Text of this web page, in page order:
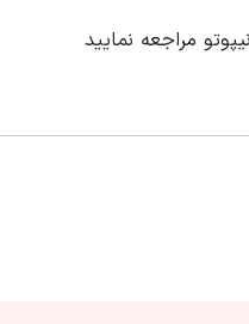
مراجعه نمایید